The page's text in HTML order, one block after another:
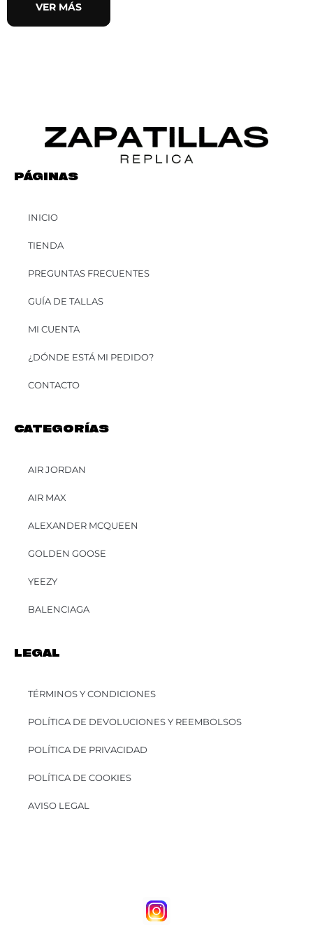
VER MÁS
PÁGINAS
INICIO
TIENDA
PREGUNTAS FRECUENTES
GUÍA DE TALLAS
MI CUENTA
¿DÓNDE ESTÁ MI PEDIDO?
CONTACTO
CATEGORÍAS
AIR JORDAN
AIR MAX
ALEXANDER MCQUEEN
GOLDEN GOOSE
YEEZY
BALENCIAGA
LEGAL
TÉRMINOS Y CONDICIONES
POLÍTICA DE DEVOLUCIONES Y REEMBOLSOS
POLÍTICA DE PRIVACIDAD
POLÍTICA DE COOKIES
AVISO LEGAL